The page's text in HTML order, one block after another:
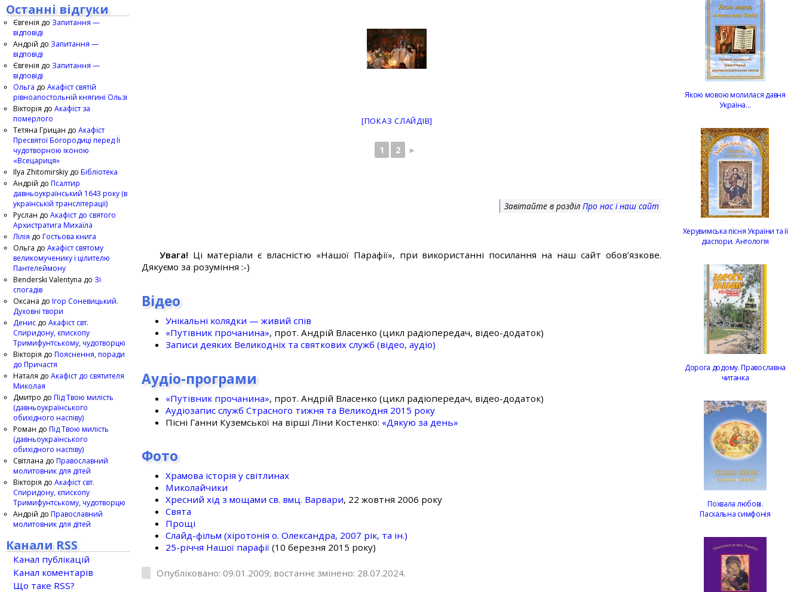
[ПОКАЗ СЛАЙДІВ]
1 2 ►
Завітайте в розділ Про нас і наш сайт
Увага! Ці матеріали є власністю «Нашої Парафії», при використанні посилання на наш сайт обов’язкове.
Дякуємо за розуміння :-)
Відео
Унікальні колядки — живий спів
«Путівник прочанина», прот. Андрій Власенко (цикл радіопередач, відео-додаток)
Записи деяких Великодніх та святкових служб (відео, аудіо)
Аудіо-програми
«Путівник прочанина», прот. Андрій Власенко (цикл радіопередач, відео-додаток)
Аудіозапис служб Страсного тижня та Великодня 2015 року
Пісні Ганни Куземської на вірші Ліни Костенко: «Дякую за день»
Фото
Храмова історія у світлинах
Миколайчики
Хресний хід з мощами св. вмц. Варвари, 22 жовтня 2006 року
Свята
Прощі
Слайд-фільм (хіротонія о. Олександра, 2007 рік, та ін.)
25-рiччя Нашої парафiї (10 березня 2015 року)
Опубліковано: 09.01.2009; востаннє змінено: 28.07.2024.
Останні відгуки
Євгенія до Запитання —
відповіді
Андрій до Запитання —
відповіді
Євгенія до Запитання —
відповіді
Ольга до Акафіст святій
рівноапостольній княгині Ользі
Вікторія до Акафіст за
померлого
Тетяна Грицан до Акафіст
Пресвятої Богородиці перед Її
чудотворною іконою
«Всецариця»
Ilya Zhitomirskiy до Бібліотека
Андрій до Псалтир
давньоукраїнський 1643 року (в
українській транслітерації)
Руслан до Акафіст до святого
Архистратига Михаїла
Лілія до Гостьова книга
Ольга до Акафіст святому
великомученику і цілителю
Пантелеймону
Benderski Valentyna до Зі
спогадів
Оксана до Ігор Соневицький.
Духовні твори
Денис до Акафіст свт.
Спиридону, єпископу
Тримифунтському, чудотворцю
Вікторія до Пояснення, поради
до Причастя
Наталя до Акафіст до святителя
Миколая
Дмитро до Під Твою милість
(давньоукраїнського
обихідного наспіву)
Роман до Під Твою милість
(давньоукраїнського
обихідного наспіву)
Світлана до Православний
молитовник для дітей
Вікторія до Акафіст свт.
Спиридону, єпископу
Тримифунтському, чудотворцю
Андрій до Православний
молитовник для дітей
Канали RSS
Канал публікацій
Канал коментарів
Що таке RSS?
Якою мовою молилася давня
Україна…
Херувимська пісня України та її
діаспори. Антологія
Дорога додому. Православна
читанка
Похвала любові.
Пасхальна симфонія